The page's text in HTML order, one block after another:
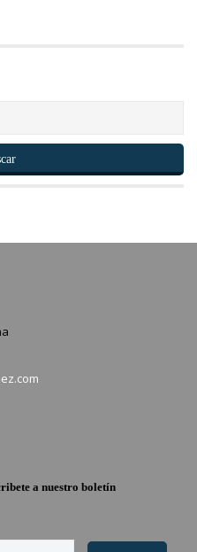
a nuestro boletín